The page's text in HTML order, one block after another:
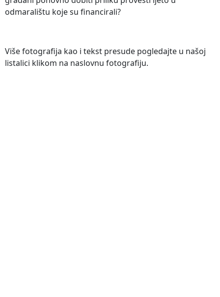
odmaralištu koje su financirali?
Više fotografija kao i tekst presude pogledajte u našoj
listalici klikom na naslovnu fotografiju.